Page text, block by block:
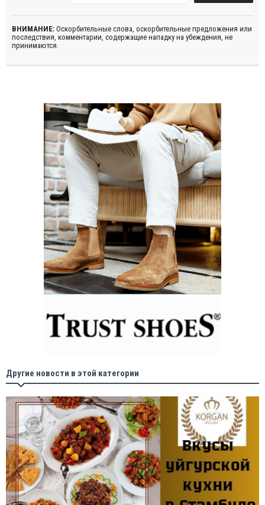
ВНИМАНИЕ: Оскорбительные слова, оскорбительные предложения или
последствия, комментарии, содержащие нападку на убеждения, не
принимаются.
Другие новости в этой категории